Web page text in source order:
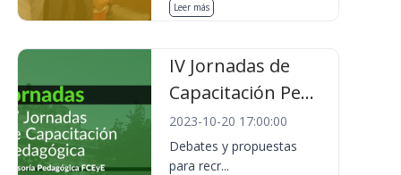
Leer más
IV Jornadas de
Capacitación Pe...
2023-10-20 17:00:00
Debates y propuestas
para recr...